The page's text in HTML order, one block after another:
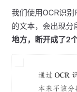
我们使用OCR识
的文本，会出现分
地方，断开成了2